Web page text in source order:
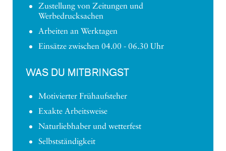
Zustellung von Zeitungen und
Werbedrucksachen
Arbeiten an Werktagen
Einsätze zwischen 04.00 - 06.30 Uhr
WAS DU MITBRINGST
Motivierter Frühaufsteher
Exakte Arbeitsweise
Naturliebhaber und wetterfest
Selbstständigkeit